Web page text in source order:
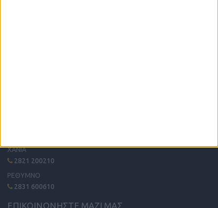
ΧΑΝΙΑ
2821 200210
ΡΕΘΥΜΝΟ
2831 600610
ΕΠΙΚΟΙΝΩΝΗΣΤΕ ΜΑΖΙ ΜΑΣ